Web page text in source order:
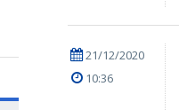
21/12/2020
10:36